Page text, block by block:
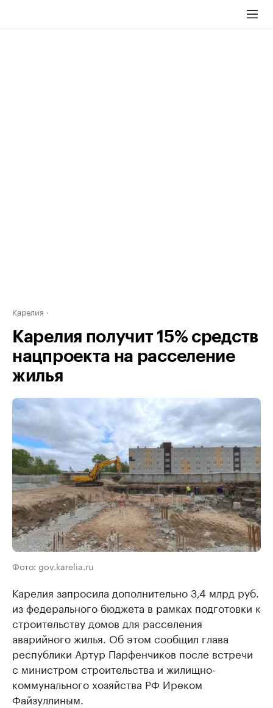
Карелия
Карелия получит 15% средств
нацпроекта на расселение
жилья
Фото: gov.karelia.ru
Карелия запросила дополнительно 3,4 млрд руб.
из федерального бюджета в рамках подготовки к
строительству домов для расселения
аварийного жилья. Об этом сообщил глава
республики Артур Парфенчиков после встречи
с министром строительства и жилищно-
коммунального хозяйства РФ Иреком
Файзуллиным.